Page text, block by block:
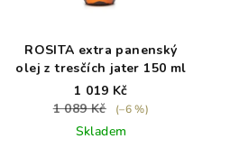
ROSITA extra panenský
olej z tresčích jater 150 ml
1 019 Kč
1 089 Kč
(–6 %)
Skladem